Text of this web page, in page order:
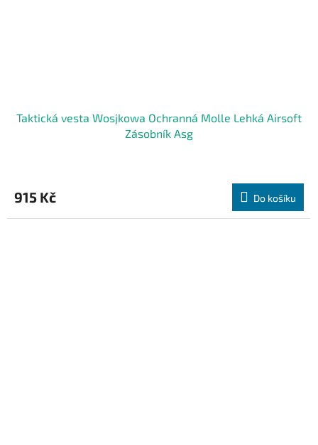
Taktická vesta Wosjkowa Ochranná Molle Lehká Airsoft
Zásobník Asg
915 Kč Do košíku